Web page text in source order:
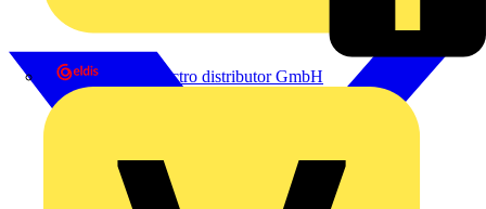
eldis electro distributor GmbH